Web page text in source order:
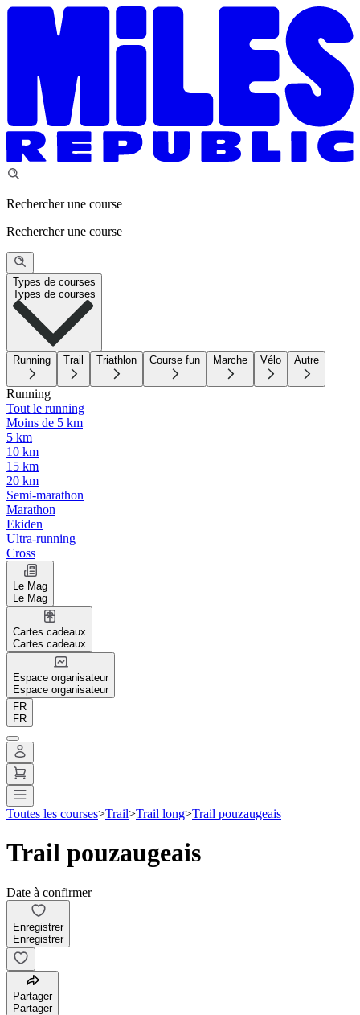
Rechercher une course
Rechercher une course
Types de courses
Types de courses
Running Trail Triathlon Course fun Marche Vélo Autre
Running
Tout le running
Moins de 5 km
5 km
10 km
15 km
20 km
Semi-marathon
Marathon
Ekiden
Ultra-running
Cross
Le Mag
Le Mag
Cartes cadeaux
Cartes cadeaux
Espace organisateur
Espace organisateur
FR
FR
Toutes les courses>Trail>Trail long>Trail pouzaugeais
Trail pouzaugeais
Date à confirmer
Enregistrer
Enregistrer
Partager
Partager